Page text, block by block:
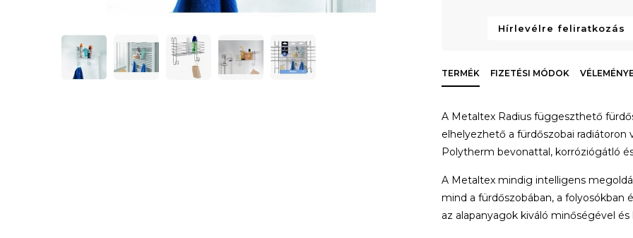
Hírlevélre feliratkozás
TERMÉK FIZETÉSI MÓDOK
A Metaltex Radius függeszthető
elhelyezhető a fürdőszobai
Polytherm bevonattal, korróziógátló
A Metaltex mindig intelligens
mind a fürdőszobában, a folyosókban
az alapanyagok kiváló minőségével